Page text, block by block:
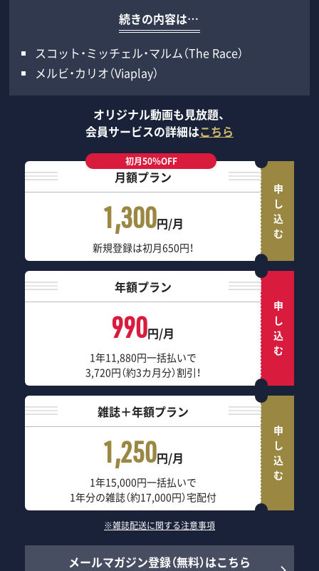
続きの内容は…
スコット・ミッチェル・マルム（The Race）
メルビ・カリオ（Viaplay）
オリジナル動画も見放題、
会員サービスの詳細はこちら
初月50％OFF
月額プラン
1,300円/月
新規登録は初月650円！
申し込む
年額プラン
990円/月
1年11,880円一括払いで
3,720円（約3カ月分）割引！
申し込む
雑誌＋年額プラン
1,250円/月
1年15,000円一括払いで
1年分の雑誌（約17,000円）宅配付
申し込む
※雑誌配送に関する注意事項
メールマガジン登録（無料）はこちら